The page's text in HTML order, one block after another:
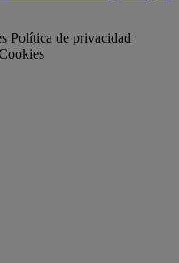
Política de privacidad